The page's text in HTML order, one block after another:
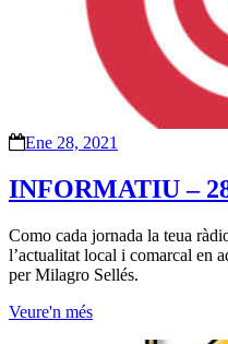
Ene 28, 2021
INFORMATIU –
Como cada jornada la teua
l’actualitat local i comarcal en
per Milagro Sellés.
Veure'n més